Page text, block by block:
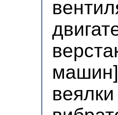
машин]
веялки